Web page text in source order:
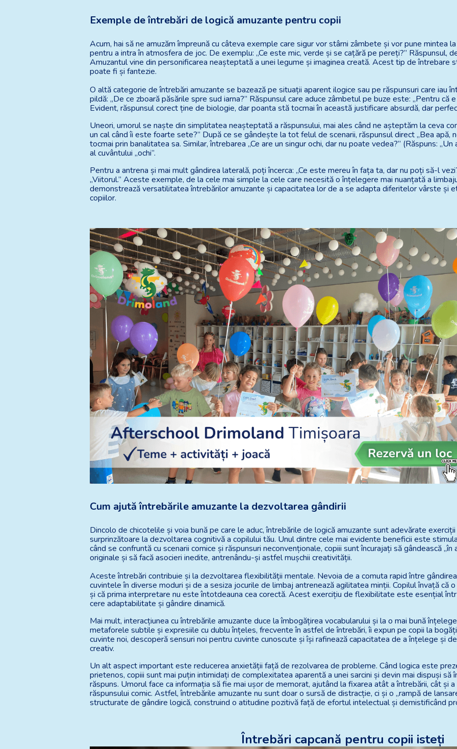
Exemple de întrebări de logică amuzante pentru copii
Acum, hai să ne amuzăm împreună cu câteva exemple care sigur vor stârni zâmbete și vor pune mintea
pentru a intra în atmosfera de joc. De exemplu: „Ce este mic, verde și se cațără pe pereți?” Răspunsul,
Amuzantul vine din personificarea neașteptată a unei legume și imaginea creată. Acest tip de întrebare
poate fi și fantezie.
O altă categorie de întrebări amuzante se bazează pe situații aparent ilogice sau pe răspunsuri care iau
pildă: „De ce zboară păsările spre sud iarna?” Răspunsul care aduce zâmbetul pe buze este: „Pentru că
Evident, răspunsul corect ține de biologie, dar poanta stă tocmai în această justificare absurdă, dar
Uneori, umorul se naște din simplitatea neașteptată a răspunsului, mai ales când ne așteptăm la ceva
un cal când îi este foarte sete?” După ce se gândește la tot felul de scenarii, răspunsul direct „Bea apă,
tocmai prin banalitatea sa. Similar, întrebarea „Ce are un singur ochi, dar nu poate vedea?” (Răspuns:
al cuvântului „ochi”.
Pentru a antrena și mai mult gândirea laterală, poți încerca: „Ce este mereu în fața ta, dar nu poți să-l
„Viitorul.” Aceste exemple, de la cele mai simple la cele care necesită o înțelegere mai nuanțată a
demonstrează versatilitatea întrebărilor amuzante și capacitatea lor de a se adapta diferitelor vârste și
copiilor.
Cum ajută întrebările amuzante la dezvoltarea gândirii
Dincolo de chicotelile și voia bună pe care le aduc, întrebările de logică amuzante sunt adevărate
surprinzătoare la dezvoltarea cognitivă a copilului tău. Unul dintre cele mai evidente beneficii este
când se confruntă cu scenarii comice și răspunsuri neconvenționale, copiii sunt încurajați să gândească
originale și să facă asocieri inedite, antrenându-și astfel mușchii creativității.
Aceste întrebări contribuie și la dezvoltarea flexibilității mentale. Nevoia de a comuta rapid între
cuvintele în diverse moduri și de a sesiza jocurile de limbaj antrenează agilitatea minții. Copilul învață
și că prima interpretare nu este întotdeauna cea corectă. Acest exercițiu de flexibilitate este esențial
cere adaptabilitate și gândire dinamică.
Mai mult, interacțiunea cu întrebările amuzante duce la îmbogățirea vocabularului și la o mai bună
metaforele subtile și expresiile cu dublu înțeles, frecvente în astfel de întrebări, îi expun pe copii la
cuvinte noi, descoperă sensuri noi pentru cuvinte cunoscute și își rafinează capacitatea de a înțelege și
creativ.
Un alt aspect important este reducerea anxietății față de rezolvarea de probleme. Când logica este
prietenos, copiii sunt mai puțin intimidați de complexitatea aparentă a unei sarcini și devin mai dispuși să
răspuns. Umorul face ca informația să fie mai ușor de memorat, ajutând la fixarea atât a întrebării, cât și
răspunsului comic. Astfel, întrebările amuzante nu sunt doar o sursă de distracție, ci și o „rampă de
structurate de gândire logică, construind o atitudine pozitivă față de efortul intelectual și demistificând
Întrebări capcană pentru copii isteți